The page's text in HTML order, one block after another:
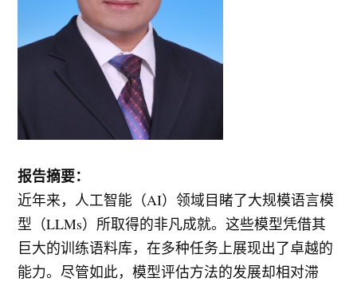
报告摘要：
近年来，人工智能（AI）领域目睹了大规模语言模
型（LLMs）所取得的非凡成就。这些模型凭借其
巨大的训练语料库，在多种任务上展现出了卓越的
能力。尽管如此，模型评估方法的发展却相对滞